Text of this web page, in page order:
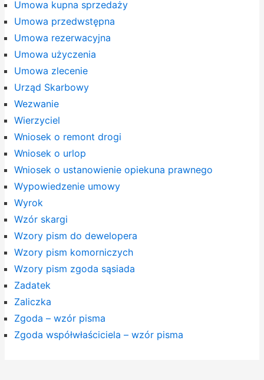
Umowa kupna sprzedaży
Umowa przedwstępna
Umowa rezerwacyjna
Umowa użyczenia
Umowa zlecenie
Urząd Skarbowy
Wezwanie
Wierzyciel
Wniosek o remont drogi
Wniosek o urlop
Wniosek o ustanowienie opiekuna prawnego
Wypowiedzenie umowy
Wyrok
Wzór skargi
Wzory pism do dewelopera
Wzory pism komorniczych
Wzory pism zgoda sąsiada
Zadatek
Zaliczka
Zgoda – wzór pisma
Zgoda współwłaściciela – wzór pisma